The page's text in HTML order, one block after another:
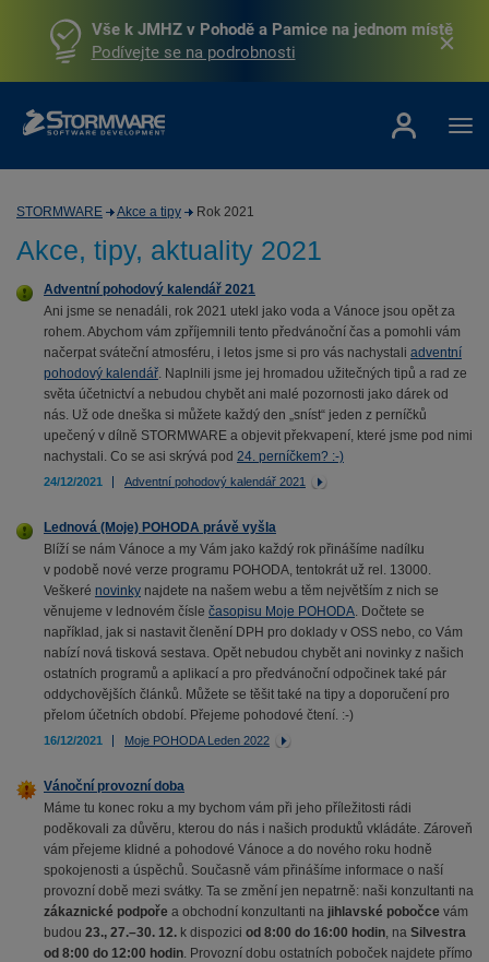
Vše k JMHZ v Pohodě a Pamice na jednom místě
Podívejte se na podrobnosti
STORMWARE Akce a tipy Rok 2021
Akce, tipy, aktuality 2021
Adventní pohodový kalendář 2021
Ani jsme se nenadáli, rok 2021 utekl jako voda a Vánoce jsou opět za
rohem. Abychom vám zpříjemnili tento předvánoční čas a pomohli vám
načerpat sváteční atmosféru, i letos jsme si pro vás nachystali adventní
pohodový kalendář. Naplnili jsme jej hromadou užitečných tipů a rad ze
světa účetnictví a nebudou chybět ani malé pozornosti jako dárek od
nás. Už ode dneška si můžete každý den „sníst“ jeden z perníčků
upečený v dílně STORMWARE a objevit překvapení, které jsme pod nimi
nachystali. Co se asi skrývá pod 24. perníčkem? :-)
24/12/2021 Adventní pohodový kalendář 2021
Lednová (Moje) POHODA právě vyšla
Blíží se nám Vánoce a my Vám jako každý rok přinášíme nadílku
v podobě nové verze programu POHODA, tentokrát už rel. 13000.
Veškeré novinky najdete na našem webu a těm největším z nich se
věnujeme v lednovém čísle časopisu Moje POHODA. Dočtete se
například, jak si nastavit členění DPH pro doklady v OSS nebo, co Vám
nabízí nová tisková sestava. Opět nebudou chybět ani novinky z našich
ostatních programů a aplikací a pro předvánoční odpočinek také pár
oddychovějších článků. Můžete se těšit také na tipy a doporučení pro
přelom účetních období. Přejeme pohodové čtení. :-)
16/12/2021 Moje POHODA Leden 2022
Vánoční provozní doba
Máme tu konec roku a my bychom vám při jeho příležitosti rádi
poděkovali za důvěru, kterou do nás i našich produktů vkládáte. Zároveň
vám přejeme klidné a pohodové Vánoce a do nového roku hodně
spokojenosti a úspěchů. Současně vám přinášíme informace o naší
provozní době mezi svátky. Ta se změní jen nepatrně: naši konzultanti na
zákaznické podpoře a obchodní konzultanti na jihlavské pobočce vám
budou 23., 27.–30. 12. k dispozici od 8:00 do 16:00 hodin, na Silvestra
od 8:00 do 12:00 hodin. Provozní dobu ostatních poboček najdete přímo